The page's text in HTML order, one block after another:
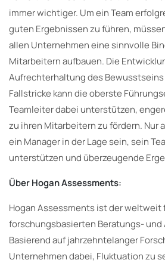
immer wichtiger. Um ein Team
guten Ergebnissen zu führen,
allen Unternehmen eine sinnvolle
Mitarbeitern aufbauen. Die
Aufrechterhaltung des
Fallstricke kann die oberste
Teamleiter dabei unterstützen,
zu ihren Mitarbeitern zu fördern. Nur
ein Manager in der Lage sein, sein
unterstützen und überzeugende
Über Hogan Assessments:
Hogan Assessments ist der weltweit
forschungsbasierten Beratungs-
Basierend auf jahrzehntelanger
Unternehmen dabei, Fluktuation zu